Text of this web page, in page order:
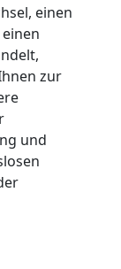
einen
zur
und